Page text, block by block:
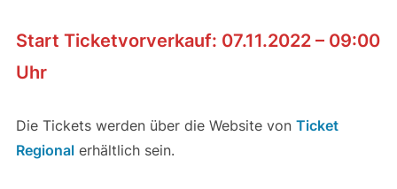
Start Ticketvorverkauf: 07.11.2022 – 09:00
Uhr
Die Tickets werden über die Website von Ticket
Regionalerhältlich sein.